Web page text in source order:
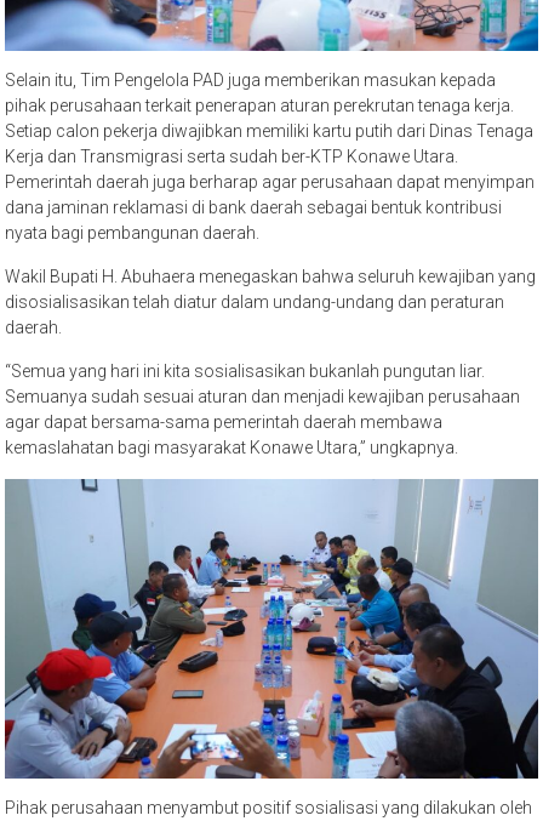
Selain itu, Tim Pengelola PAD juga memberikan masukan kepada
pihak perusahaan terkait penerapan aturan perekrutan tenaga kerja.
Setiap calon pekerja diwajibkan memiliki kartu putih dari Dinas Tenaga
Kerja dan Transmigrasi serta sudah ber-KTP Konawe Utara.
Pemerintah daerah juga berharap agar perusahaan dapat menyimpan
dana jaminan reklamasi di bank daerah sebagai bentuk kontribusi
nyata bagi pembangunan daerah.
Wakil Bupati H. Abuhaera menegaskan bahwa seluruh kewajiban yang
disosialisasikan telah diatur dalam undang-undang dan peraturan
daerah.
“Semua yang hari ini kita sosialisasikan bukanlah pungutan liar.
Semuanya sudah sesuai aturan dan menjadi kewajiban perusahaan
agar dapat bersama-sama pemerintah daerah membawa
kemaslahatan bagi masyarakat Konawe Utara,” ungkapnya.
Pihak perusahaan menyambut positif sosialisasi yang dilakukan oleh